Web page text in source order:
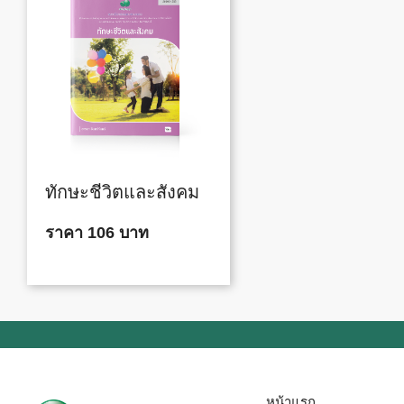
ทักษะชีวิตและสังคม
ราคา 106 บาท